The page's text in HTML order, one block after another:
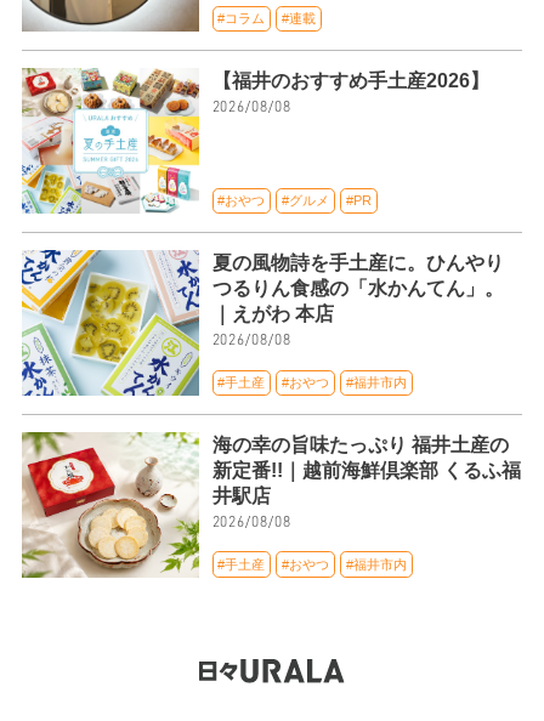
#コラム #連載
【福井のおすすめ手土産2026】
2026/08/08
#おやつ #グルメ #PR
夏の風物詩を手土産に。ひんやり
つるりん食感の「水かんてん」。
｜えがわ 本店
2026/08/08
#手土産 #おやつ #福井市内
海の幸の旨味たっぷり 福井土産の
新定番!!｜越前海鮮倶楽部 くるふ福
井駅店
2026/08/08
#手土産 #おやつ #福井市内